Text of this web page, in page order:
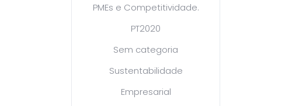
PMEs e Competitividade.
PT2020
Sem categoria
Sustentabilidade
Empresarial